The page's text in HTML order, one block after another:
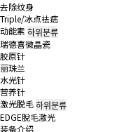
去除纹身
Triple/冰点祛痣
动能素 하위분류
瑞德喜微晶瓷
胶原针
丽珠兰
水光针
营养针
激光脱毛하위분류
EDGE脫毛激光
装备介绍